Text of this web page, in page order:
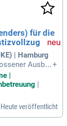
für die
| Hamburg
Ausbild
P
und/oder H
Pflege
+
|
Heute veröffentlicht